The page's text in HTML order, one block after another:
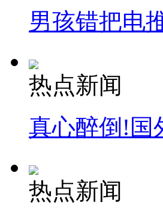
男孩错把电
热点新闻
真心醉倒!国
热点新闻